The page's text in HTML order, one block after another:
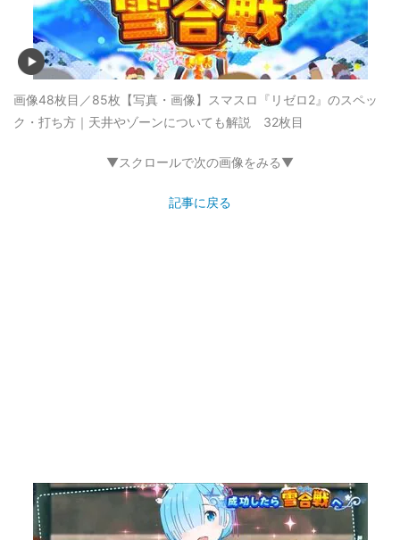
画像48枚目／85枚 【写真・画像】スマスロ『リゼロ2』のスペッ
ク・打ち方｜天井やゾーンについても解説 32枚目
▼スクロールで次の画像をみる▼
記事に戻る